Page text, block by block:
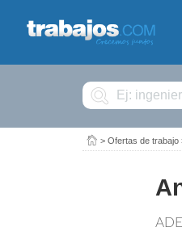
Buscar
> Ofertas de trabajo